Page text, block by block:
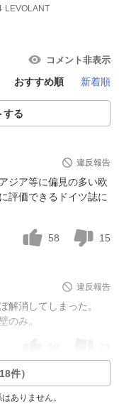
LEVOLANT
コメント非表示
おすすめ順 新着順
する
違反報告
ジア等に偏見の多い欧
評価できるドイツ誌に
58 15
違反報告
解消してしまった。
のみ。
件）
ありません。